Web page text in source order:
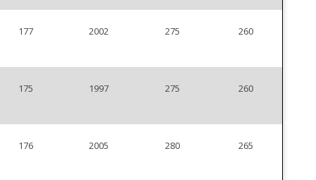
177 2002 275 260
175 1997 275 260
176 2005 280 265